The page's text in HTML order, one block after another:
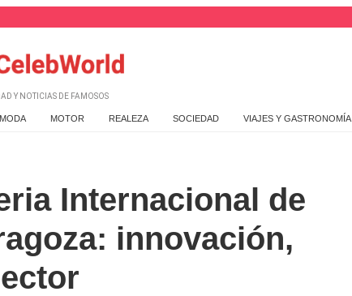
Y NOTICIAS DE FAMOSOS
MODA MOTOR REALEZA SOCIEDAD VIAJES Y GASTRONOMÍA
Internacional de
innovación,